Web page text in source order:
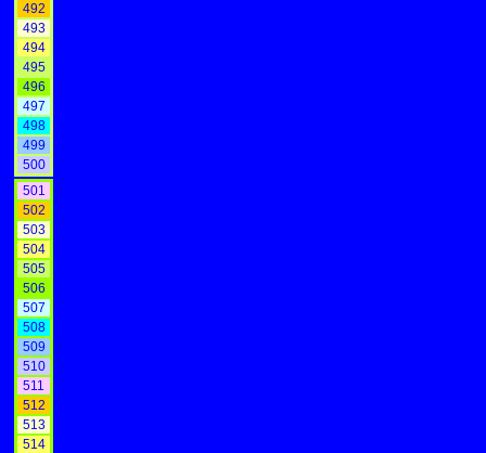
492
493
494
495
496
497
498
499
500
501
502
503
504
505
506
507
508
509
510
511
512
513
514